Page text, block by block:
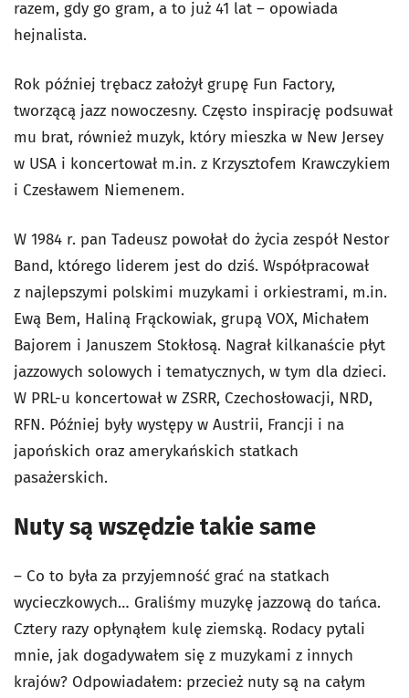
razem, gdy go gram, a to już 41 lat – opowiada
hejnalista.
Rok później trębacz założył grupę Fun Factory,
tworzącą jazz nowoczesny. Często inspirację podsuwał
mu brat, również muzyk, który mieszka w New Jersey
w USA i koncertował m.in. z Krzysztofem Krawczykiem
i Czesławem Niemenem.
W 1984 r. pan Tadeusz powołał do życia zespół Nestor
Band, którego liderem jest do dziś. Współpracował
z najlepszymi polskimi muzykami i orkiestrami, m.in.
Ewą Bem, Haliną Frąckowiak, grupą VOX, Michałem
Bajorem i Januszem Stokłosą. Nagrał kilkanaście płyt
jazzowych solowych i tematycznych, w tym dla dzieci.
W PRL-u koncertował w ZSRR, Czechosłowacji, NRD,
RFN. Później były występy w Austrii, Francji i na
japońskich oraz amerykańskich statkach
pasażerskich.
Nuty są wszędzie takie same
– Co to była za przyjemność grać na statkach
wycieczkowych… Graliśmy muzykę jazzową do tańca.
Cztery razy opłynąłem kulę ziemską. Rodacy pytali
mnie, jak dogadywałem się z muzykami z innych
krajów? Odpowiadałem: przecież nuty są na całym